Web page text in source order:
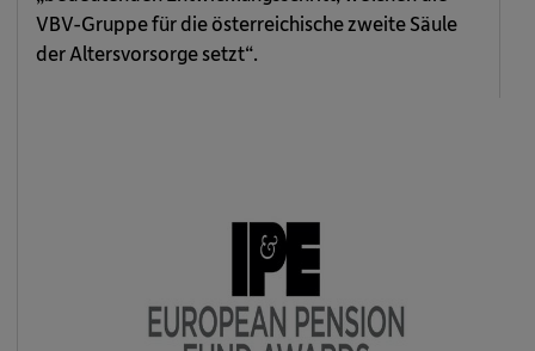
VBV-Gruppe für die österreichische zweite Säule
der Altersvorsorge setzt“.